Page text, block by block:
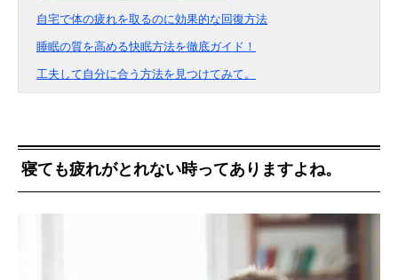
自宅で体の疲れを取るのに効果的な回復方法
睡眠の質を高める快眠方法を徹底ガイド！
工夫して自分に合う方法を見つけてみて。
寝ても疲れがとれない時ってありますよね。